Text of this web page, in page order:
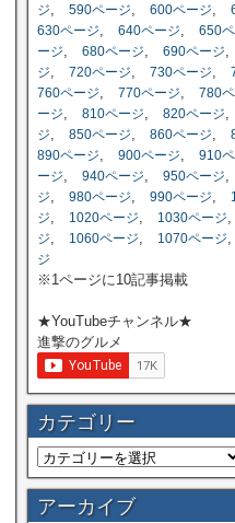
ジ, 590ページ, 600ページ,
630ページ, 640ページ, 650
ージ, 680ページ, 690ページ,
ジ, 720ページ, 730ページ,
760ページ, 770ページ, 780
ージ, 810ページ, 820ページ,
ジ, 850ページ, 860ページ,
890ページ, 900ページ, 910
ージ, 940ページ, 950ページ,
ジ, 980ページ, 990ページ,
ジ, 1020ページ, 1030ページ
ジ, 1060ページ, 1070ページ
ジ
※1ページに10記事掲載
★YouTubeチャンネル★
進撃のグルメ
カテゴリー
アーカイブ